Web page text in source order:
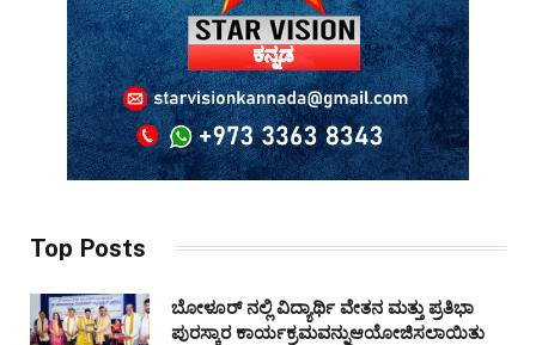
Top Posts
ಬೋಳೂರ್ ನಲ್ಲಿ ವಿದ್ಯಾರ್ಥಿ ವೇತನ ಮತ್ತು ಪ್ರತಿಭಾ
ಪುರಸ್ಕಾರ ಕಾರ್ಯಕ್ರಮವನ್ನುಆಯೋಜಿಸಲಾಯಿತು